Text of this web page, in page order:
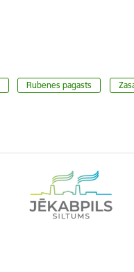
Rubenes pagasts